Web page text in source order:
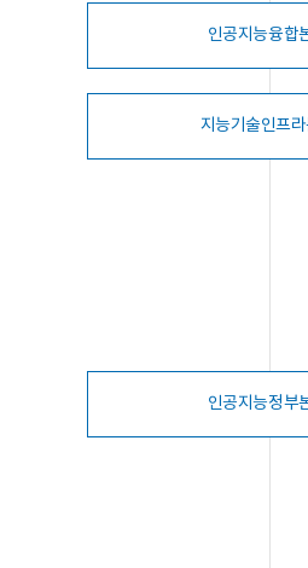
인공지능융합
지능기술인프
인공지능정부